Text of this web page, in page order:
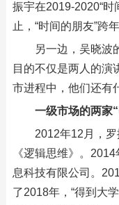
振宇在2019-2020“时
止，“时间的朋友”跨
另一边，吴晓波
目的不仅是两人的演
市进程中，他们还有
一级市场的两家
2012年12月，
《逻辑思维》。
息科技有限公司。
了2018年，“得到大